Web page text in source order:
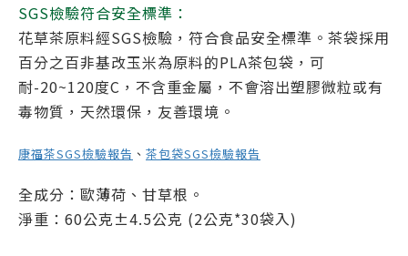
SGS檢驗符合安全標準：
花草茶原料經SGS檢驗，符合食品安全標準。茶袋採用
百分之百非基改玉米為原料的PLA茶包袋，可
耐-20~120度C，不含重金屬，不會溶出塑膠微粒或有
毒物質，天然環保，友善環境。
康福茶SGS檢驗報告 、 茶包袋SGS檢驗報告
全成分：歐薄荷、甘草根。
淨重：60公克±4.5公克 (2公克*30袋入)